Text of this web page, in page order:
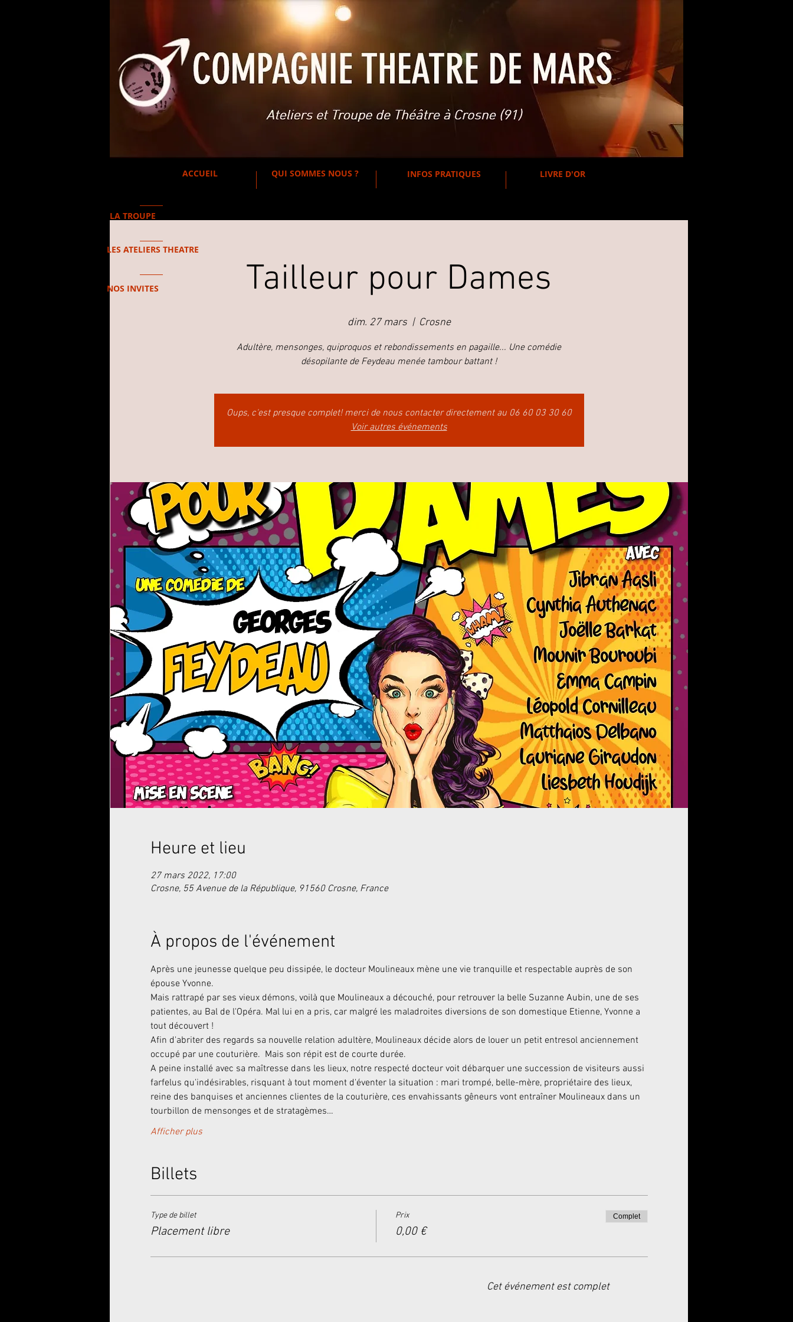
ACCUEIL QUI SOMMES NOUS ? INFOS PRATIQUES LIVRE D'OR
Tailleur pour Dames
dim. 27 mars
  |
Crosne
Adultère, mensonges, quiproquos et rebondissements en pagaille... Une comédie
désopilante de Feydeau menée tambour battant !
Oups, c'est presque complet! merci de nous contacter directement au 06 60 03 30 60
Voir autres événements
Heure et lieu
27 mars 2022, 17:00
Crosne, 55 Avenue de la République, 91560 Crosne, France
À propos de l'événement
Après une jeunesse quelque peu dissipée, le docteur Moulineaux mène une vie tranquille et respectable auprès de son
épouse Yvonne.
Mais rattrapé par ses vieux démons, voilà que Moulineaux a découché, pour retrouver la belle Suzanne Aubin, une de ses
patientes, au Bal de l'Opéra. Mal lui en a pris, car malgré les maladroites diversions de son domestique Etienne, Yvonne a
tout découvert !
Afin d'abriter des regards sa nouvelle relation adultère, Moulineaux décide alors de louer un petit entresol anciennement
occupé par une couturière.  Mais son répit est de courte durée.
A peine installé avec sa maîtresse dans les lieux, notre respecté docteur voit débarquer une succession de visiteurs aussi
farfelus qu'indésirables, risquant à tout moment d'éventer la situation : mari trompé, belle-mère, propriétaire des lieux,
reine des banquises et anciennes clientes de la couturière, ces envahissants gêneurs vont entraîner Moulineaux dans un
tourbillon de mensonges et de stratagèmes…
Afficher plus
Billets
Type de billet
Placement libre
Prix
0,00 €
Complet
Cet événement est complet
LA TROUPE
LES ATELIERS THEATRE
NOS INVITES